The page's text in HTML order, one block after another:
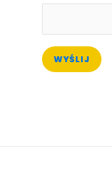
WYŚLIJ